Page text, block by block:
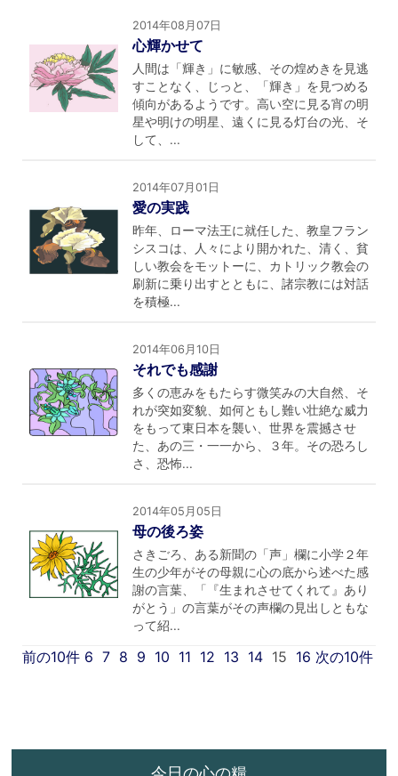
2014年08月07日
心輝かせて
人間は「輝き」に敏感、その煌めきを見逃
すことなく、じっと、「輝き」を見つめる
傾向があるようです。高い空に見る宵の明
星や明けの明星、遠くに見る灯台の光、そ
して、...
2014年07月01日
愛の実践
昨年、ローマ法王に就任した、教皇フラン
シスコは、人々により開かれた、清く、貧
しい教会をモットーに、カトリック教会の
刷新に乗り出すとともに、諸宗教には対話
を積極...
2014年06月10日
それでも感謝
多くの恵みをもたらす微笑みの大自然、そ
れが突如変貌、如何ともし難い壮絶な威力
をもって東日本を襲い、世界を震撼させ
た、あの三・一一から、３年。その恐ろし
さ、恐怖...
2014年05月05日
母の後ろ姿
さきごろ、ある新聞の「声」欄に小学２年
生の少年がその母親に心の底から述べた感
謝の言葉、「『生まれさせてくれて』あり
がとう」の言葉がその声欄の見出しともな
って紹...
前の10件 6 7 8 9 10 11 12 13 14 15 16 次の10件